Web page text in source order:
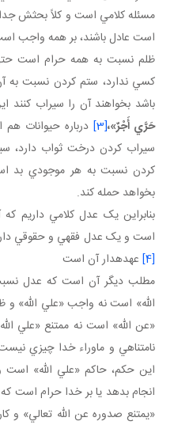
مسئله کلامي است و کلاً بحثش
است عادل باشند، بر همه واجب
ظلم نسبت به همه حرام است
کسي ندارد، ستم کردن نسبت به
باشد بخواهند آن را سيراب کنند
حَرَّي أَجْرٌ»،[3]
درباره حيوانات
سيراب کردن درخت ثواب دارد،
کردن نسبت به هر موجودي بد
بخواهد حمله کند.
بنابراين يک عدل کلامي داريم
است و يک عدل فقهي و حقوقي
[4]
عهده دار آن است
مطلب ديگر آن است که عدل
الله» است نه واجب «علي الله»
«عن الله» است نه ممتنع «علي
نامتناهي و ماوراء خدا چيزي
اين حکم، حاکم «علي الله»
انجام بدهد يا بر خدا حرام است که
«يمتنع صدوره عن الله تعالي» و